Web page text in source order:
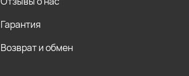
Гарантия
Возврат и обмен